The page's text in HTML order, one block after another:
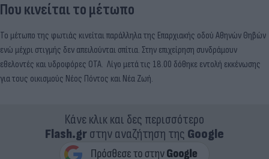
Που κινείται το μέτωπο
Το μέτωπο της φωτιάς κινείται παράλληλα της Επαρχιακής οδού Αθηνών Θηβών
ενώ μέχρι στιγμής δεν απειλούνται σπίτια. Στην επιχείρηση συνδράμουν
εθελοντές και υδροφόρες ΟΤΑ. Λίγο μετά τις 18.00 δόθηκε εντολή εκκένωσης
για τους οικισμούς Νέος Πόντος και Νέα Ζωή.
Κάνε κλικ και δες περισσότερο
Flash.grστην αναζήτηση της Google